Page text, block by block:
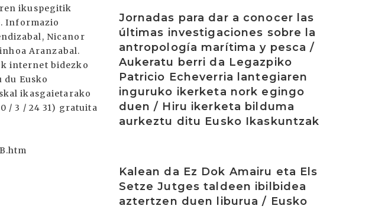
ikuspegitik
Informazio
Nicanor
Aranzabal.
internet bidezko
Eusko
ikasgaietarako
/ 3 / 24 31) gratuita
Jornadas para dar a conocer las
últimas investigaciones sobre la
antropología marítima y pesca /
Aukeratu berri da Legazpiko
Patricio Echeverria lantegiaren
inguruko ikerketa nork egingo
duen / Hiru ikerketa bilduma
aurkeztu ditu Eusko Ikaskuntzak
Kalean da Ez Dok Amairu eta Els
Setze Jutges taldeen ibilbidea
aztertzen duen liburua / Eusko